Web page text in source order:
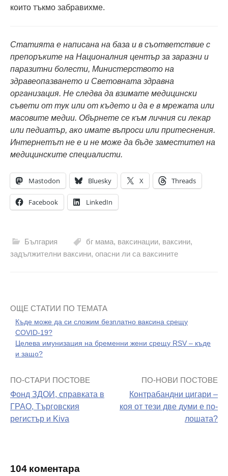
които тъкмо забравихме.
Статията е написана на база и в съответствие с
препоръките на Националния център за заразни и
паразитни болести, Министерството на
здравеопазването и Световната здравна
организация. Не следва да взимате медицински
съвети от тук или от където и да е в мрежата или
масовите медии. Обърнете се към личния си лекар
или педиатър, ако имате въпроси или притеснения.
Интернетът не е и не може да бъде заместител на
медицинските специалисти.
Mastodon Bluesky X Threads
Facebook LinkedIn
България бг мама, ваксинации, ваксини,
задължителни ваксини, опасни ли са ваксините
ОЩЕ СТАТИИ ПО ТЕМАТА
Къде може да си сложим безплатно ваксина срещу
COVID-19?
Целева имунизация на бременни жени срещу RSV – къде
и защо?
Навигация
на
поста
ПО-СТАРИ ПОСТОВЕ
Фонд ЗДОИ, справката в
ГРАО, Търговския
регистър и Kiva
ПО-НОВИ ПОСТОВЕ
Контрабандни цигари –
коя от тези две думи е по-
лошата?
104 коментара